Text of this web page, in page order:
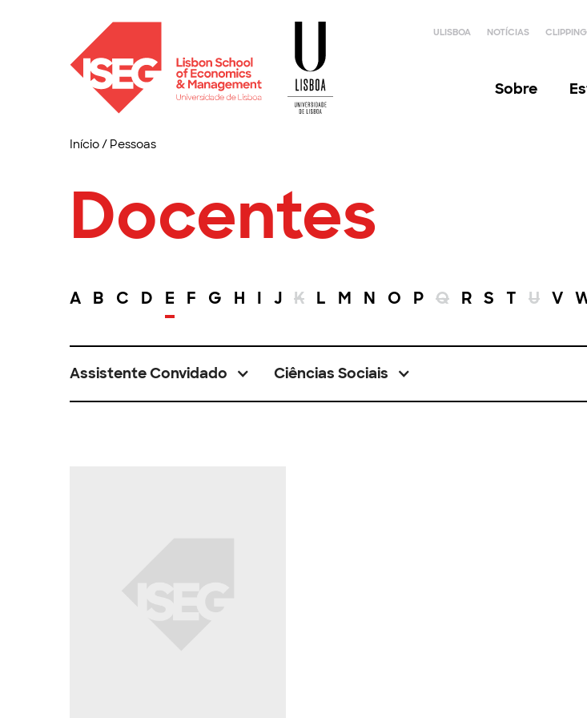
ULISBOA NOTÍCIAS CLIPPING
Sobre
Início/ Pessoas
Docentes
A B C D E F G H I J K L M N O P Q R S T U V
Assistente Convidado Ciências Sociais